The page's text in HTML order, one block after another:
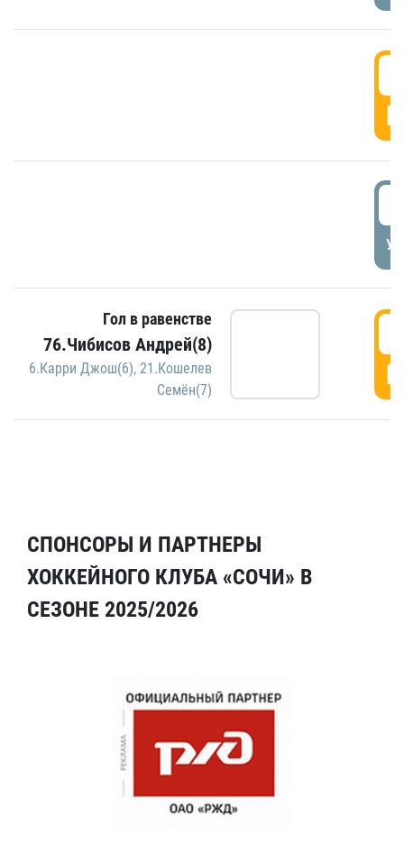
Гол в равенстве
76.Чибисов Андрей(8)
6.Карри Джош(6), 21.Кошелев
Семён(7)
СПОНСОРЫ И ПАРТНЕРЫ
ХОККЕЙНОГО КЛУБА «СОЧИ» В
СЕЗОНЕ 2025/2026